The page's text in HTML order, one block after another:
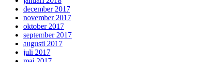
december 2017
november 2017
oktober 2017
september 2017
augusti 2017
juli 2017